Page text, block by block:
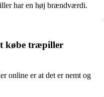
har en høj brændværdi.
købe træpiller
online er at det er nemt og